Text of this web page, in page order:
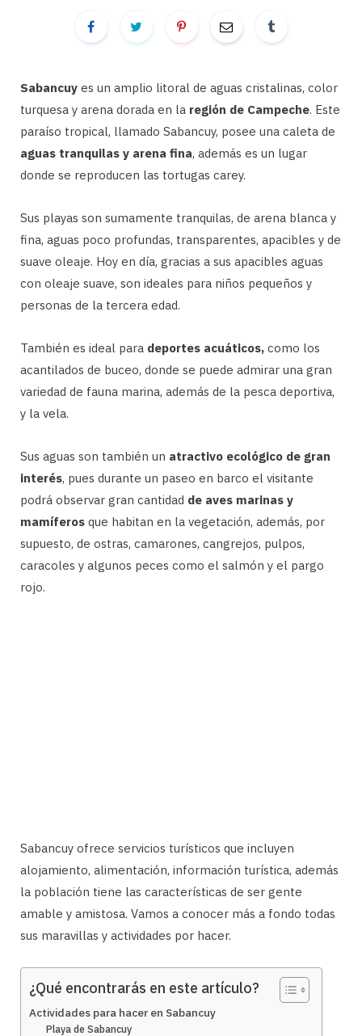
Sabancuy es un amplio litoral de aguas cristalinas, color
turquesa y arena dorada en la región de Campeche. Este
paraíso tropical, llamado Sabancuy, posee una caleta de
aguas tranquilas y arena fina, además es un lugar
donde se reproducen las tortugas carey.
Sus playas son sumamente tranquilas, de arena blanca y
fina, aguas poco profundas, transparentes, apacibles y de
suave oleaje. Hoy en día, gracias a sus apacibles aguas
con oleaje suave, son ideales para niños pequeños y
personas de la tercera edad.
También es ideal para deportes acuáticos, como los
acantilados de buceo, donde se puede admirar una gran
variedad de fauna marina, además de la pesca deportiva,
y la vela.
Sus aguas son también un atractivo ecológico de gran
interés, pues durante un paseo en barco el visitante
podrá observar gran cantidad de aves marinas y
mamíferos que habitan en la vegetación, además, por
supuesto, de ostras, camarones, cangrejos, pulpos,
caracoles y algunos peces como el salmón y el pargo
rojo.
Sabancuy ofrece servicios turísticos que incluyen
alojamiento, alimentación, información turística, además
la población tiene las características de ser gente
amable y amistosa. Vamos a conocer más a fondo todas
sus maravillas y actividades por hacer.
¿Qué encontrarás en este artículo?
Actividades para hacer en Sabancuy
Playa de Sabancuy